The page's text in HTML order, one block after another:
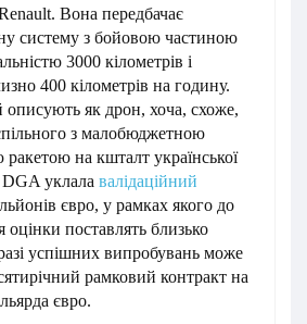
Вона передбачає
систему з бойовою частиною
3000 кілометрів і
400 кілометрів на годину.
описують як дрон, хоча, схоже,
з малобюджетною
на кшталт української
уклала валідаційний
євро, у рамках якого до
оцінки поставлять близько
успішних випробувань може
рамковий контракт на
євро.